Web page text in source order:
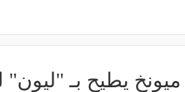
ميونخ يطيح بـ